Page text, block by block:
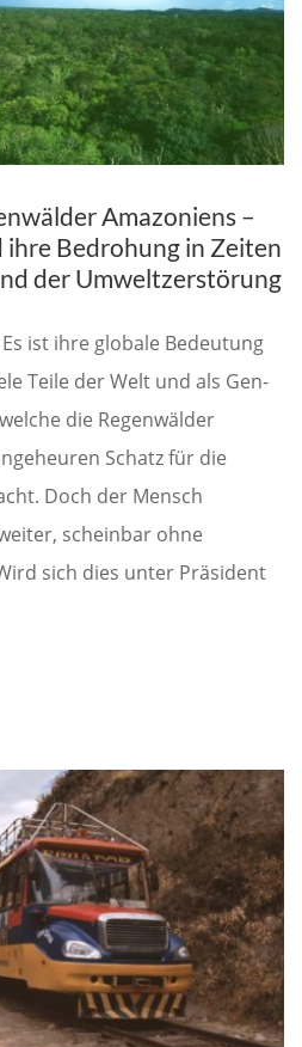
Amazoniens –
Bedrohung in Zeiten
der Umweltzerstörung
ist ihre globale Bedeutung
Teile der Welt und als Gen-
die Regenwälder
Schatz für die
Doch der Mensch
scheinbar ohne
sich dies unter Präsident